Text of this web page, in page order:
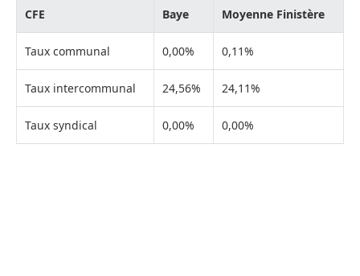
CFE Baye Moyenne Finistère
Taux communal 0,00% 0,11%
Taux intercommunal 24,56% 24,11%
Taux syndical 0,00% 0,00%